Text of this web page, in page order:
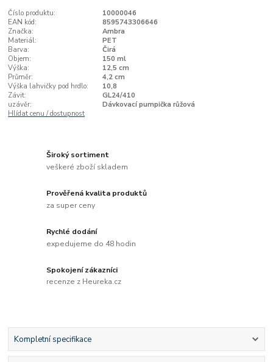
Číslo produktu:
10000046
EAN kód:
8595743306646
Značka:
Ambra
Materiál:
PET
Barva:
Čirá
Objem:
150 ml
Výška:
12,5 cm
Průměr:
4,2 cm
Výška lahvičky pod hrdlo:
10,8
Závit:
GL24/410
uzávěr:
Dávkovací pumpička růžová
Hlídat cenu / dostupnost
Široký sortiment
veškeré zboží skladem
Prověřená kvalita produktů
za super ceny
Rychlé dodání
expedujeme do 48 hodin
Spokojení zákazníci
recenze z Heureka.cz
Kompletní specifikace